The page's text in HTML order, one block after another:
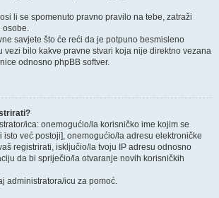
li se spomenuto pravno pravilo na tebe, zatraži
osobe.
savjete što će reći da je potpuno besmisleno
vezi bilo kakve pravne stvari koja nije direktno vezana
odnosno phpBB softver.
ica: onemogućio/la korisničko ime kojim se
isto već postoji], onemogućio/la adresu elektroničke
registrirati, isključio/la tvoju IP adresu odnosno
da bi spriječio/la otvaranje novih korisničkih
administratora/icu za pomoć.